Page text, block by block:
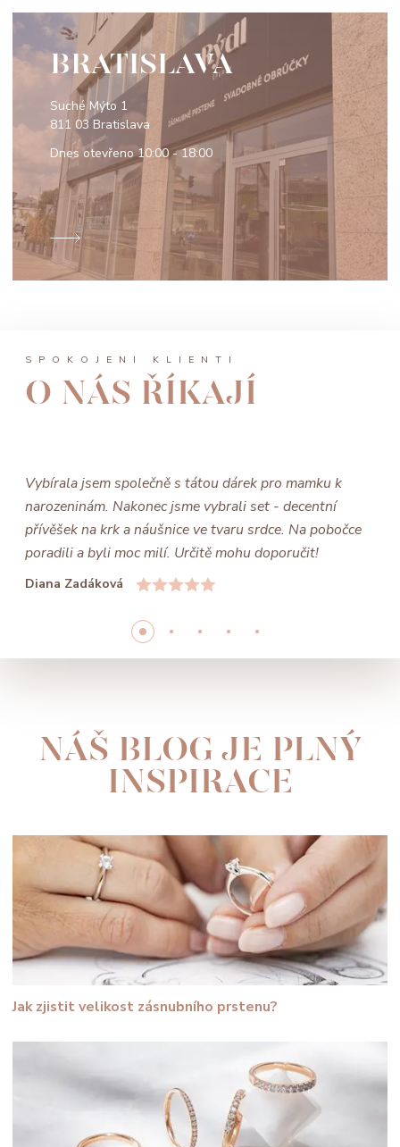
BRATISLAVA
Suché Mýto 1
811 03 Bratislava
Dnes otevřeno10:00 - 18:00
SPOKOJENÍ KLIENTI
O NÁS ŘÍKAJÍ
Vybírala jsem společně s tátou dárek pro mamku k
narozeninám. Nakonec jsme vybrali set - decentní
přívěšek na krk a náušnice ve tvaru srdce. Na pobočce
poradili a byli moc milí. Určitě mohu doporučit!
Diana Zadáková
NÁŠ BLOG JE PLNÝ
INSPIRACE
Jak zjistit velikost zásnubního prstenu?